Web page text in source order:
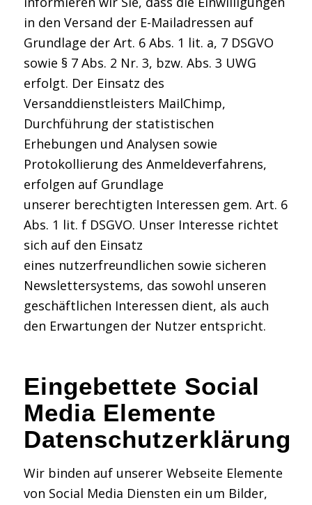
in den Versand der E-Mailadressen auf
Grundlage der Art. 6 Abs. 1 lit. a, 7 DSGVO
sowie § 7 Abs. 2 Nr. 3, bzw. Abs. 3 UWG
erfolgt. Der Einsatz des
Versanddienstleisters MailChimp,
Durchführung der statistischen
Erhebungen und Analysen sowie
Protokollierung des Anmeldeverfahrens,
erfolgen auf Grundlage
unserer berechtigten Interessen gem. Art. 6
Abs. 1 lit. f DSGVO. Unser Interesse richtet
sich auf den Einsatz
eines nutzerfreundlichen sowie sicheren
Newslettersystems, das sowohl unseren
geschäftlichen Interessen dient, als auch
den Erwartungen der Nutzer entspricht.
Eingebettete Social
Media Elemente
Datenschutzerklärung
Wir binden auf unserer Webseite Elemente
von Social Media Diensten ein um Bilder,